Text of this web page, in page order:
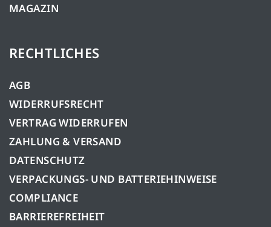
MAGAZIN
RECHTLICHES
AGB
WIDERRUFSRECHT
VERTRAG WIDERRUFEN
ZAHLUNG & VERSAND
DATENSCHUTZ
VERPACKUNGS- UND BATTERIEHINWEISE
COMPLIANCE
BARRIEREFREIHEIT